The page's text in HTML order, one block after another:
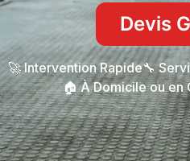
Devis
🚀 Intervention Rapide🔧
🏠 À Domicile ou en